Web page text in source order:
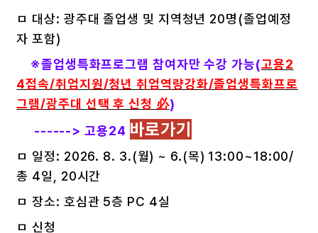
ㅁ 대상: 광주대 졸업생 및 지역청년 20명(졸업예정
자 포함)
※졸업생특화프로그램 참여자만 수강 가능(고용2
4접속/취업지원/청년 취업역량강화/졸업생특화프로
그램/광주대 선택 후 신청 必)
------> 고용24 바로가기
ㅁ 일정: 2026. 8. 3.(월) ~ 6.(목) 13:00~18:00/
총 4일, 20시간
ㅁ 장소: 호심관 5층 PC 4실
ㅁ 신청